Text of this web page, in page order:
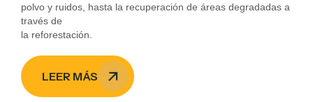
polvo y ruidos, hasta la recuperación de áreas degradadas a
través de
la reforestación.
LEER MÁS